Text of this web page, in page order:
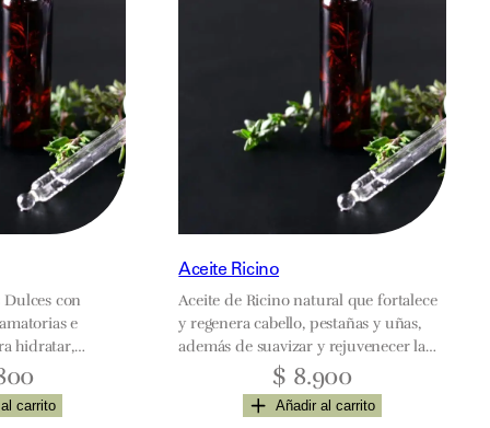
con
e
hidratar,
el cabello
Perfecto para
carrito
Aceite Ricino
Aceite de Ricino natural que fortalece
y regenera cabello, pestañas y uñas,
además de suavizar y rejuvenecer la
piel. Alivia dolores e inflamaciones.
$ 8.900
Añadir al carrito